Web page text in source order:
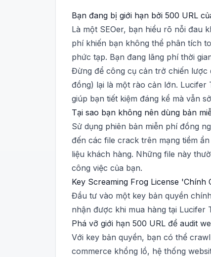
Bạn đang bị giới hạn bởi 500 URL
Là một SEOer, bạn hiểu rõ nỗi đau
phí khiến bạn không thể phân tích
phức tạp. Bạn đang lãng phí thời
Đừng để công cụ cản trở chiến lược
đồng) lại là một rào cản lớn. Lucifer
giúp bạn tiết kiệm đáng kể mà vẫn
Tại sao bạn không nên dùng bản
Sử dụng phiên bản miễn phí đồng
đến các file crack trên mạng tiềm
liệu khách hàng. Những file này
công việc của bạn.
Key Screaming Frog License
Đầu tư vào một key bản quyền
nhận được khi mua hàng tại Lucifer
Phá vỡ giới hạn 500 URL để audit
Với key bản quyền, bạn có thể
commerce khổng lồ, hệ thống